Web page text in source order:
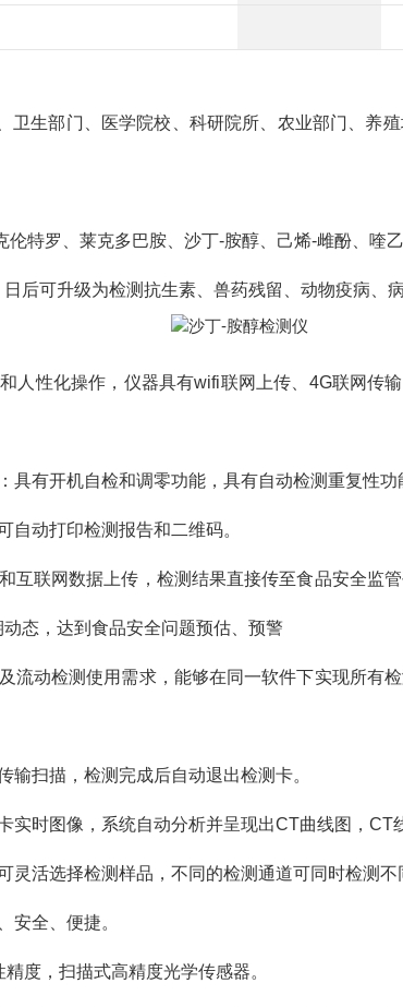
卫生部门、医学院校、科研院所、农业部门、养
伦特罗、莱克多巴胺、沙丁-胺醇、己烯-雌酚、喹
后可升级为检测抗生素、兽药残留、动物疫病、
人性化操作，仪器具有wifi联网上传、4G联网传
具有开机自检和调零功能，具有自动检测重复性功
自动打印检测报告和二维码。
互联网数据上传，检测结果直接传至食品安全监
态，达到食品安全问题预估、预警
流动检测使用需求，能够在同一软件下实现所有
扫描，检测完成后自动退出检测卡。
实时图像，系统自动分析并呈现出CT曲线图，CT
灵活选择检测样品，不同的检测通道可同时检测不
安全、便捷。
度，扫描式高精度光学传感器。